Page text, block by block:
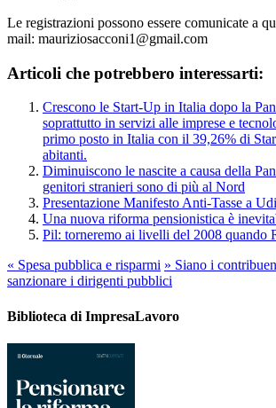
Le registrazioni possono essere comunicate a
mail: mauriziosacconi1@gmail.com
Articoli che potrebbero interessarti:
Crescono le Start-Up in Italia dopo la
soprattutto in servizi alle imprese e
primo posto in Italia con il 39,26% di
abitanti.
Diminuiscono le nascite a causa della
genitori stranieri sono di più al Nord
Presentazione Manifesto Anti-Tasse a
Una nuova riforma pensionistica è
Pil: torneremo ai livelli del 2008 quando
« Spesa pubblica e risparmi » Siano i
sanzionare i dirigenti pubblici
Biblioteca di ImpresaLavoro